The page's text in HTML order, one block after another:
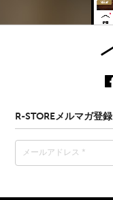
R-STOREメルマガ登録